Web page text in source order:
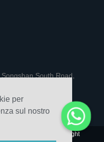
per
sul nostro
South Road,
Tech Co., Ltd. Copyright